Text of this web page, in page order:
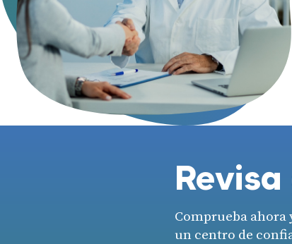
Comprueba
un centro de